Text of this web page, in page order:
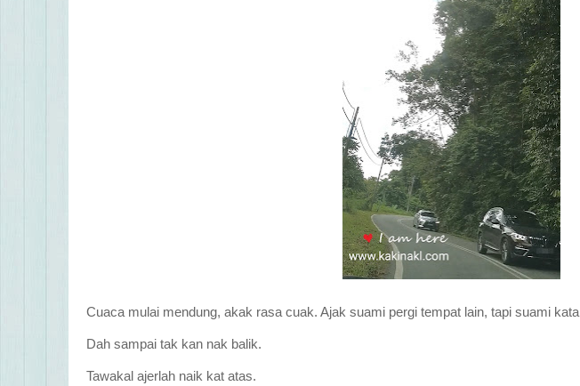
Cuaca mulai mendung, akak rasa cuak. Ajak suami pergi tempat lain, tapi suami kata
Dah sampai tak kan nak balik.
Tawakal ajerlah naik kat atas.